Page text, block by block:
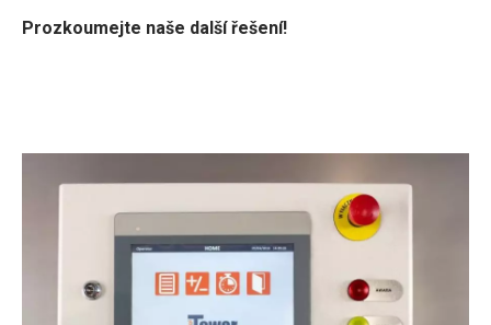
Prozkoumejte naše další řešení!